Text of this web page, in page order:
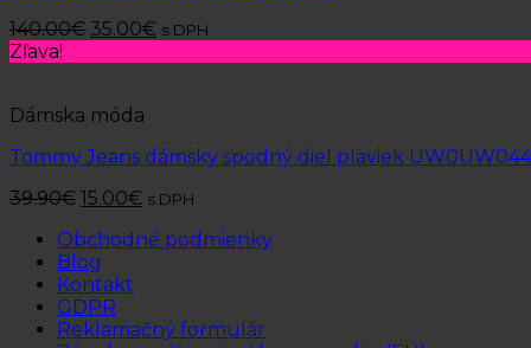
140.00€ 35.00€ s DPH
Zľava!
Dámska móda
Tommy Jeans dámsky spodný diel plaviek UW0UW044
39.90€ 15.00€ s DPH
Obchodné podmienky
Blog
Kontakt
GDPR
Reklamačný formulár